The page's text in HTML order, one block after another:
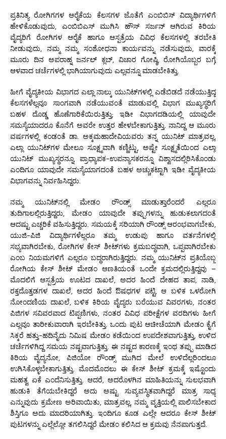
ಪ್ರತಿನಿತ್ಯ ರೋಗಿಗಗಳ ಆರೈಕೆಯ ಕೆಲಸಗಳ ಜೊತೆಗೆ ಎಂಬಿಬಿಸ್ ವಿದ್ಯಾರ್ಥಿಗಳಿಗೆ
ಹೇಳಿಕೊಡುವುದು, ಎಂಬಿಬಿಎಸ್ ಮುಗಿಸಿ ಹೌಸ್ ಸರ್ಜನ್ ಆಗಿರುವ ಕಿರಿಯ
ವೈದ್ಯರಿಗೆ ರೋಗಿಗಳ ಆರೈಕೆ ಹಾಗೂ ಆಸ್ಪತ್ರೆಯ ವಿವಿಧ ಕೆಲಸಗಳಲ್ಲಿ ತರಬೇತಿ
ನೀಡುವುದು, ನಮ್ಮ ನಮ್ಮ ಸಂಶೋಧನಾ ಕಾರ್ಯವನ್ನು ನಡೆಸುವುದು, ವಾರಕ್ಕೆ
ಮೂರು ದಿನ ಅಪರಾಹ್ನ ಜರ್ನಲ್ ಕ್ಲಬ್, ವಿಚಾರ ಗೋಷ್ಠಿ, ರೋಗಿಯೊಬ್ಬರ ಬಗ್ಗೆ
ಆಳವಾದ ಚರ್ಚೆಗಳಲ್ಲಿ ಭಾಗಿಯಾಗುವುದು ಎಲ್ಲವನ್ನೂ ಮಾಡಬೇಕಿತ್ತು.
ಹೀಗೆ ವೈದ್ಯಕೀಯ ವಿಭಾಗದ ಎಲ್ಲಾ ನಾಲ್ಕು ಯುನಿಟ್‌ಗಳಲ್ಲಿ ಎಡೆಬಿಡದೆ ನಡೆಯುತ್ತಿದ್ದ
ಕೆಲಸಗಳೆಲ್ಲವೂ ಸಾಂಗವಾಗಿ ನಡೆಯುವಂತೆ ಮಾಡುವಲ್ಲಿ ವಿಭಾಗ ಮುಖ್ಯಸ್ಥರಿಗೆ
ಬಹಳ ದೊಡ್ಡ ಹೊಣೆಗಾರಿಕೆಯಿರುತ್ತಿತ್ತು; ಇಡೀ ವಿಭಾಗದಡಿಯಲ್ಲಿ ಯಾವುದೇ
ಸಮಸ್ಯೆಯಾದರೂ ಕೊನೆಗೆ ಅವರೇ ಉತ್ತರ ಹೇಳಬೇಕಾಗುತ್ತಿತ್ತು. ನಾನಿದ್ದ ಆ ಮೂರು
ವರ್ಷಗಳಲ್ಲಿ ಕಂಡಂತೆ ಡಾ. ಅಕ್ಕಮಹಾದೇವಿಯವರು ತನ್ನ ಯುನಿಟ್ ಮಾತ್ರವಲ್ಲ,
ಎಲ್ಲಾ ಯುನಿಟ್‌ಗಳ ಮೇಲೂ ಸೂಕ್ಷ್ಮವಾಗಿ ಕಣ್ಣಿಟ್ಟು, ಅಷ್ಟೇ ಸೂಕ್ಷ್ಮತೆಯಿಂದ ಎಲ್ಲಾ
ಯುನಿಟ್ ಮುಖ್ಯಸ್ಥರನ್ನೂ, ಪ್ರಾಧ್ಯಾಪಕ-ಉಪನ್ಯಾಸಕರನ್ನೂ ವಿಶ್ವಾಸದಲ್ಲಿರಿಸಿಕೊಂಡು
ಎಂದಿಗೂ ಯಾವುದೇ ಸಮಸ್ಯೆಯಾಗದಂತೆ ಬಹಳ ಅಚ್ಚುಕಟ್ಟಾಗಿ ಇಡೀ ವೈದ್ಯಕೀಯ
ವಿಭಾಗವನ್ನು ನಿರ್ವಹಿಸಿದ್ದರು.
ನಮ್ಮ ಯುನಿಟ್‌ನಲ್ಲಿ ಮೇಡಂ ರೌಂಡ್ಸ್ ಮಾಡುತ್ತಾರೆಂದರೆ ಎಲ್ಲರೂ
ತುದಿಗಾಲಲ್ಲಿರುತ್ತಿದ್ದರು, ಮೇಡಂ ಯಾವುದೇ ತಪ್ಪುಗಳನ್ನು ಹುಡುಕಲಾಗದಂತೆ
ಆದಷ್ಟು ಎಚ್ಚರಿಕೆ ವಹಿಸುತ್ತಿದ್ದರು. ಸಮಯಕ್ಕೆ ಸರಿಯಾಗಿ ರೌಂಡ್ಸ್ ಆರಂಭವಾಗಬೇಕು,
ಯುಜಿ-ಪಿಜಿ ವಿದ್ಯಾರ್ಥಿಗಳೆಲ್ಲರೂ ತಮ್ಮ ಉಡುಪು ಹಾಗೂ ವರ್ತನೆಗಳಲ್ಲಿ
ಸಭ್ಯವಾಗಿರಬೇಕು, ರೋಗಿಗಳ ಕೇಸ್ ಶೀಟ್‌ಗಳು ಕ್ರಮಬದ್ಧವಾಗಿ, ಒಪ್ಪವಾಗಿರಬೇಕು
ಎಂಬ ನಿಯಮಗಳಿಗೆ ಎಲ್ಲರೂ ಬದ್ಧರಾಗಿರುತ್ತಿದ್ದರು. ನಮ್ಮ ಯುನಿಟ್‌ನ ಪ್ರತಿಯೊಬ್ಬ
ರೋಗಿಯ ಕೇಸ್ ಶೀಟ್‌ ಮೇಡಂ ಆಣತಿಯಂತೆ ಒಂದೇ ಕ್ರಮದಲ್ಲಿರುತ್ತಿದ್ದವು –
ಮೊದಲಿಗೆ ಆಸ್ಪತ್ರೆಯ ಊಟದ ದಾಖಲೆ, ಅದರ ಹಿಂದೆ ದೇಹದ ತಾಪ, ನಾಡಿ,
ರಕ್ತದೊತ್ತಡಗಳ ದಾಖಲೆ, ಅದರ ಹಿಂದೆ ಔಷಧಗಳ ಪಟ್ಟಿ, ಆ ಬಳಿಕ ಒಳರೋಗಿ
ನೋಂದಣಿಯ ದಾಖಲೆ, ಬಳಿಕ ಕಿರಿಯ ವೈದ್ಯರು ಬರೆಯುವ ವಿವರಗಳು, ನಂತರ
ಪಿಜಿಗಳ ಸವಿವರವಾದ ಟಿಪ್ಪಣಿಗಳು, ನಂತರ ವಿವಿಧ ಪರೀಕ್ಷೆಗಳ ವರದಿಗಳು ಹೀಗೆ
ಎಲ್ಲವೂ ತಾರೀಕುವಾರಾಗಿ ಇರಬೇಕಿತ್ತು. ಒಂದು ಪುಟ ಆಚೀಚೆಯಾಗಿ ಮೇಡಂ ಕೈಗೆ
ಸಿಕ್ಕರೆ ಹತ್ತು-ಹದಿನೈದು ನಿಮಿಷ ಮೇಡಂ ಕಡೆಯಿಂದ ಉಪದೇಶವಾಗುತ್ತಿತ್ತು, ಉಳಿದ
ಚರ್ಚೆಗಳಿಗಿದ್ದ ಸಮಯ ನಷ್ಟವಾಗುತ್ತಿತ್ತು. ಈ ನಷ್ಟದ ಕಾರಣಕ್ಕೆ ಇಂಥ ತಪ್ಪು ಮಾಡಿದ
ಕಿರಿಯ ವೈದ್ಯನೋ, ಪಿಜಿಯೋ ರೌಂಡ್ಸ್ ಮುಗಿದ ಮೇಲೆ ಉಳಿದೆಲ್ಲರಿಂದಲೂ
ಉಗಿಸಿಕೊಳ್ಳಬೇಕಾಗುತ್ತಿತ್ತು. ಮೊದಮೊದಲು ಈ ಕೇಸ್ ಶೀಟ್ ಕ್ರಮಕ್ಕೆ ಇಷ್ಟೊಂದು
ಮಹತ್ವ ಏಕೆ ಎಂದೆನಿಸುತ್ತಿತ್ತು. ಆದರೆ, ಅದರೊಳಗಿನ ಮಾಹಿತಿಯನ್ನು ಸುಲಭವಾಗಿ
ಹುಡುಕಿ ತೆಗೆಯಬೇಕಿದ್ದರೆ ಅದು ಅಷ್ಟು ಸುವ್ಯವಸ್ಥಿತವಾಗಿದ್ದರೆ ಮಾತ್ರ ಸಾಧ್ಯ
ಎನ್ನುವುದು ಕ್ರಮೇಣ ಅರಿವಾಯಿತು, ಮಾತ್ರವಲ್ಲ, ನಮ್ಮ ವೃತ್ತಿಯಲ್ಲಿ ಪಾಲಿಸಬೇಕಾದ
ಶಿಸ್ತಿಗೂ ಅದು ಮಾದರಿಯಾಗಿತ್ತು. ಇಂದಿಗೂ ಕೂಡ ಎಲ್ಲೇ ಆದರೂ ಕೇಸ್ ಶೀಟ್
ಪುಟಗಳನ್ನು ಎಲ್ಲೆಲ್ಲೋ ತಗಲಿಸಿದ್ದರೆ ಮೇಡಂ ಕಲಿಸಿದ ಆ ಕ್ರಮವು ನೆನಪಾಗುತ್ತದೆ.